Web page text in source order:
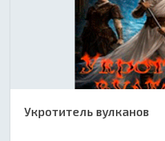
Укротитель вулканов